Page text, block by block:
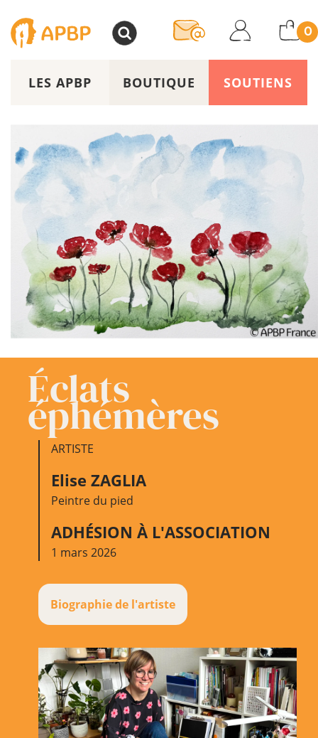
0
LES APBP BOUTIQUE SOUTIENS
Éclats
éphémères
ARTISTE
Elise ZAGLIA
Peintre du pied
ADHÉSION À L'ASSOCIATION
1 mars 2026
Biographie de l'artiste